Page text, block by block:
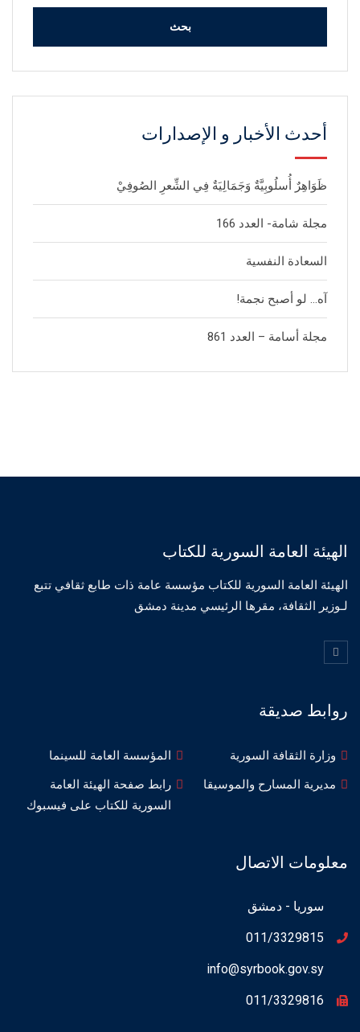
أحدث الأخبار و الإصدارات
ظَوَاهِرٌ أُسلُوبِيَّةٌ وَجَمَالِيَةٌ فِي الشِّعرِ الصُوفِيْ
مجلة شامة- العدد 166
السعادة النفسية
آه… لو أصبح نجمة!
مجلة أسامة – العدد 861
الهيئة العامة السورية للكتاب
الهيئة العامة السورية للكتاب مؤسسة عامة ذات طابع ثقافي تتبع
لـوزير الثقافة، مقرها الرئيسي مدينة دمشق
روابط صديقة
وزارة الثقافة السورية
المؤسسة العامة للسينما
مديرية المسارح والموسيقا
رابط صفحة الهيئة العامة
السورية للكتاب على فيسبوك
معلومات الاتصال
سوريا - دمشق
011/3329815
info@syrbook.gov.sy
011/3329816